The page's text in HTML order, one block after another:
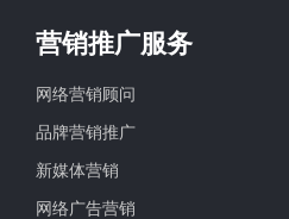
营销推广服务
网络营销顾问
品牌营销推广
新媒体营销
网络广告营销